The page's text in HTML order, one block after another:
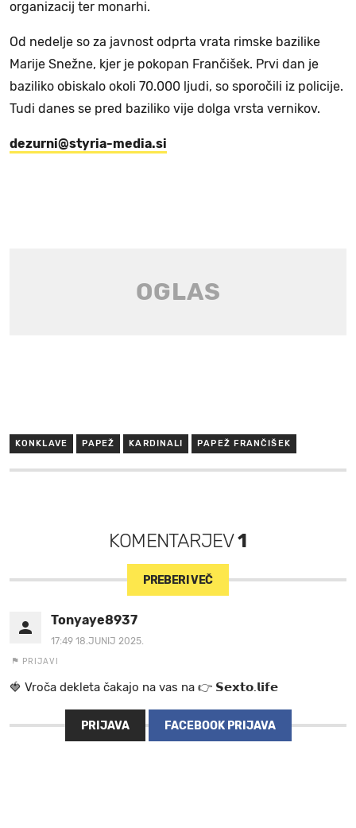
organizacij ter monarhi.
Od nedelje so za javnost odprta vrata rimske bazilike
Marije Snežne, kjer je pokopan Frančišek. Prvi dan je
baziliko obiskalo okoli 70.000 ljudi, so sporočili iz policije.
Tudi danes se pred baziliko vije dolga vrsta vernikov.
dezurni@styria-media.si
KONKLAVE PAPEŽ KARDINALI PAPEŽ FRANČIŠEK
KOMENTARJEV1
PREBERI VEČ
Tonyaye8937
17:49 18.JUNIJ 2025.
PRIJAVI
🍓 V r o č a d e k l e t a ča k a jo na va s n a 👉 𝗦𝗲𝘅𝘁𝗼.𝗹𝗶𝗳𝗲
PRIJAVA FACEBOOK PRIJAVA